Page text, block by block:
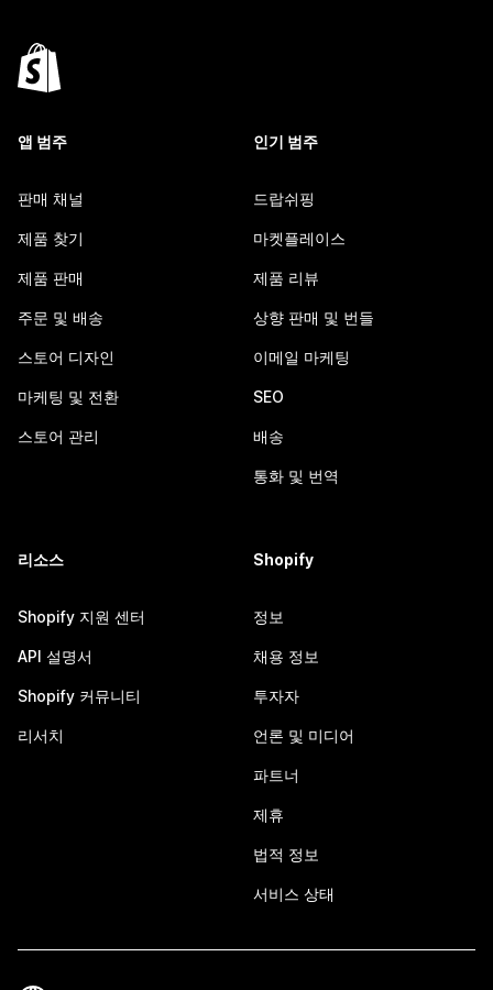
앱 범주
판매 채널
제품 찾기
제품 판매
주문 및 배송
스토어 디자인
마케팅 및 전환
스토어 관리
인기 범주
드랍쉬핑
마켓플레이스
제품 리뷰
상향 판매 및 번들
이메일 마케팅
SEO
배송
통화 및 번역
리소스
Shopify 지원 센터
API 설명서
Shopify 커뮤니티
리서치
Shopify
정보
채용 정보
투자자
언론 및 미디어
파트너
제휴
법적 정보
서비스 상태